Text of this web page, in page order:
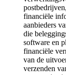
financiële
aanbieders
die
software en
financiële
van de
verzenden